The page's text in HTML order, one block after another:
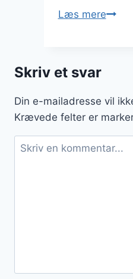
Læs mere
Skriv et svar
Din e-mailadresse vil
Krævede felter er